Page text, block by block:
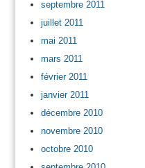
septembre 2011
juillet 2011
mai 2011
mars 2011
février 2011
janvier 2011
décembre 2010
novembre 2010
octobre 2010